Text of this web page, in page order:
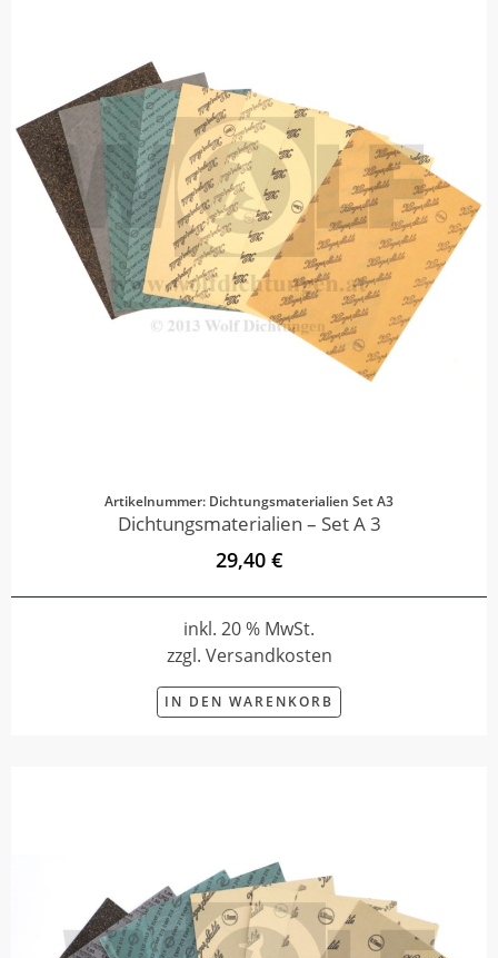
Artikelnummer: Dichtungsmaterialien Set A3
Dichtungsmaterialien – Set A 3
29,40 €
inkl. 20 % MwSt.
zzgl. Versandkosten
IN DEN WARENKORB